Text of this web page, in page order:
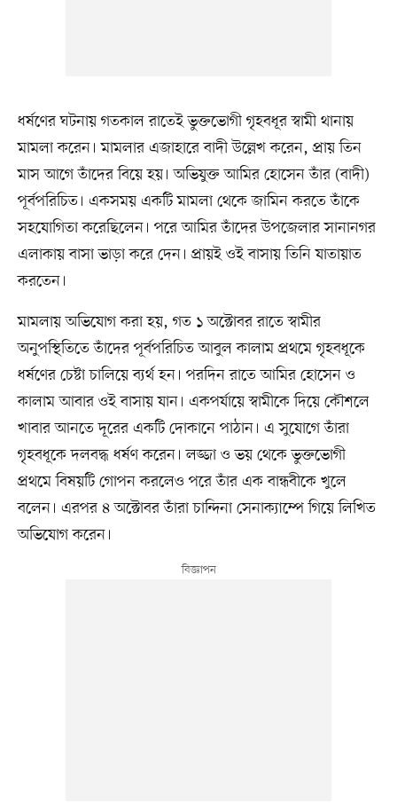
ধর্ষণের ঘটনায় গতকাল রাতেই ভুক্তভোগী গৃহবধূর স্বামী থানায়
মামলা করেন। মামলার এজাহারে বাদী উল্লেখ করেন, প্রায় তিন
মাস আগে তাঁদের বিয়ে হয়। অভিযুক্ত আমির হোসেন তাঁর (বাদী)
পূর্বপরিচিত। একসময় একটি মামলা থেকে জামিন করতে তাঁকে
সহযোগিতা করেছিলেন। পরে আমির তাঁদের উপজেলার সানানগর
এলাকায় বাসা ভাড়া করে দেন। প্রায়ই ওই বাসায় তিনি যাতায়াত
করতেন।
মামলায় অভিযোগ করা হয়, গত ১ অক্টোবর রাতে স্বামীর
অনুপস্থিতিতে তাঁদের পূর্বপরিচিত আবুল কালাম প্রথমে গৃহবধূকে
ধর্ষণের চেষ্টা চালিয়ে ব্যর্থ হন। পরদিন রাতে আমির হোসেন ও
কালাম আবার ওই বাসায় যান। একপর্যায়ে স্বামীকে দিয়ে কৌশলে
খাবার আনতে দূরের একটি দোকানে পাঠান। এ সুযোগে তাঁরা
গৃহবধূকে দলবদ্ধ ধর্ষণ করেন। লজ্জা ও ভয় থেকে ভুক্তভোগী
প্রথমে বিষয়টি গোপন করলেও পরে তাঁর এক বান্ধবীকে খুলে
বলেন। এরপর ৪ অক্টোবর তাঁরা চান্দিনা সেনাক্যাম্পে গিয়ে লিখিত
অভিযোগ করেন।